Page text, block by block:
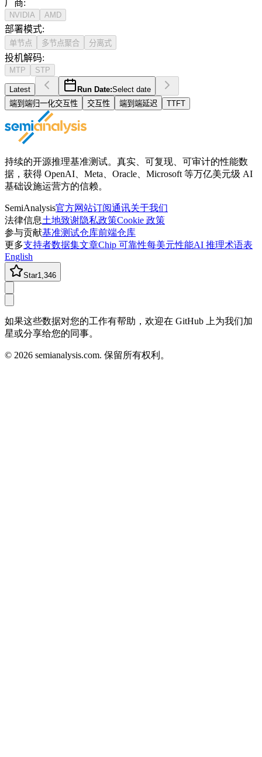
厂商:
NVIDIA AMD
部署模式:
单节点 多节点聚合 分离式
投机解码:
MTP STP
Latest Run Date:Select date
端到端归一化交互性
交互性 端到端延迟 TTFT
持续的开源推理基准测试。真实、可复现、可审计的性能数
据，获得 OpenAI、Meta、Oracle、Microsoft 等万亿美元级 AI
基础设施运营方的信赖。
SemiAnalysis官方网站订阅通讯关于我们
法律信息土地致谢隐私政策Cookie 政策
参与贡献基准测试仓库前端仓库
更多支持者数据集文章Chip 可靠性每美元性能AI 推理术语表
English
Star1,346
如果这些数据对您的工作有帮助，欢迎在 GitHub 上为我们加
星或分享给您的同事。
© 2026 semianalysis.com. 保留所有权利。